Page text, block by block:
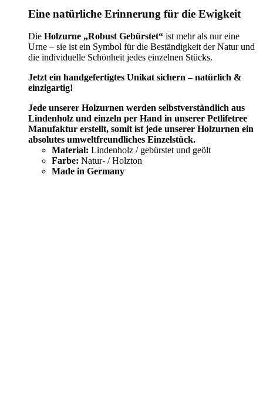
Eine natürliche Erinnerung für die Ewigkeit
Die Holzurne „Robust Gebürstet“ ist mehr als nur eine
Urne – sie ist ein Symbol für die Beständigkeit der Natur und
die individuelle Schönheit jedes einzelnen Stücks.
Jetzt ein handgefertigtes Unikat sichern – natürlich &
einzigartig!
Jede unserer Holzurnen werden selbstverständlich aus
Lindenholz und einzeln per Hand in unserer Petlifetree
Manufaktur erstellt, somit ist jede unserer Holzurnen ein
absolutes umweltfreundliches Einzelstück.
Material: Lindenholz / gebürstet und geölt
Farbe: Natur- / Holzton
Made in Germany